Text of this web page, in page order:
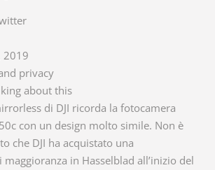
2019
privacy
about this
di DJI ricorda la fotocamera
con un design molto simile. Non è
che DJI ha acquistato una
in Hasselblad all’inizio del